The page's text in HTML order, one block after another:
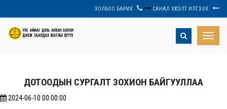
ХОЛБОО БАРИХ САНАЛ ХҮСЭЛТ ИЛГЭЭХ
Toggle
ДОТООДЫН СУРГАЛТ ЗОХИОН БАЙГУУЛЛАА
2024-06-10 00:00:00